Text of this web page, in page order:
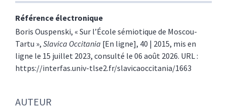
Référence électronique
Boris Ouspenski, « Sur l’École sémiotique de Moscou-
Tartu », Slavica Occitania [En ligne], 40 | 2015, mis en
ligne le 15 juillet 2023, consulté le 06 août 2026. URL :
https://interfas.univ-tlse2.fr/slavicaoccitania/1663
AUTEUR